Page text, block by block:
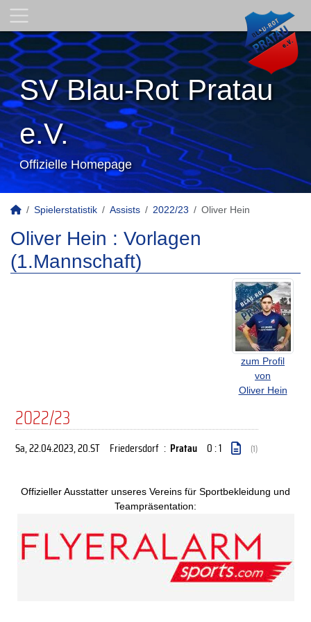
SV Blau-Rot Pratau
e.V.
Offizielle Homepage
Spielerstatistik Assists 2022/23 Oliver Hein
Oliver Hein : Vorlagen
(1.Mannschaft)
zum Profil
von
Oliver Hein
2022/23
Sa, 22.04.2023, 20.ST Friedersdorf : Pratau 0 : 1 (1)
Offizieller Ausstatter unseres Vereins für Sportbekleidung und
Teampräsentation: